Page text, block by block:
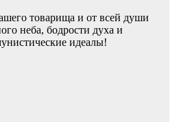
товарища и от всей души
неба, бодрости духа и
идеалы!